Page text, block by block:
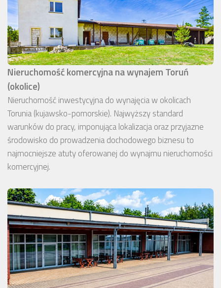
Nieruchomość komercyjna na wynajem Toruń
(okolice)
Nieruchomość inwestycyjna do wynajęcia w okolicach
Torunia (kujawsko-pomorskie). Najwyższy standard
warunków do pracy, imponująca lokalizacja oraz przyjazne
środowisko do prowadzenia dochodowego biznesu to
najmocniejsze atuty oferowanej do wynajmu nieruchomości
komercyjnej.